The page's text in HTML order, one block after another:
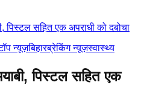
पिस्टल सहित एक अपराधी को दबोचा
न्यूज़बिहारब्रेकिंग न्यूज़स्वास्थ्य
पिस्टल सहित एक